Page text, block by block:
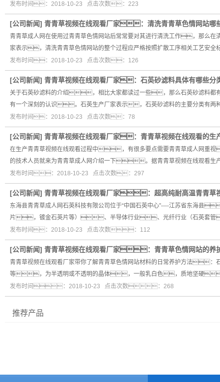
发布时间：2018-10-23 点击次数：223
[公司新闻] 青青草视频在线观看厂家：清洗青青草色情网站
青青草成人网在使用过青青草色情网站后常常要对其进行清洗工作，那
家表示，清洗青青草色情网站的整个过程应严格按照扩散工序相关工艺
发布时间：2018-10-23 点击次数：126
[公司新闻] 青青草视频在线观看厂家：石英砂滤料具体有哪些
关于石英砂滤料的介绍，相比大家都读过一些，那么石英砂滤料
有一个深刻的认识。石英生产厂家表示，石英砂滤料的主要分类有
发布时间：2018-10-23 点击次数：78
[公司新闻] 青青草视频在线观看厂家：青青草视频在线观看的
在生产青青草视频在线观看过程中，有很多要点需要青青草成人网重
的技术人员就来为青青草成人网介绍一下。据青青草视频在线观看
发布时间：2018-10-23 点击次数：297
[公司新闻] 青青草视频在线观看厂家：超高纯耐高温青青
东海县青青草成人网石英科技有限公司位于“中国石英中心”----江苏省东海
片，镀金石英片等）、半导体行业、光纤行业（石英套管
发布时间：2018-10-23 点击次数：112
[公司新闻] 青青草视频在线观看厂家：青青草色情网站的养
青青草视频在线观看厂家带你了解青青草色情网站材料的日常养护方
等，为半透明或不透明的晶体，一般乳白色，质地坚硬
发布时间：2018-10-23 点击次数：268
推荐产品